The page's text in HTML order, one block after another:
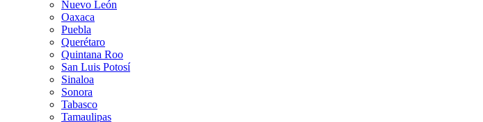
Nuevo León
Oaxaca
Puebla
Querétaro
Quintana Roo
San Luis Potosí
Sinaloa
Sonora
Tabasco
Tamaulipas